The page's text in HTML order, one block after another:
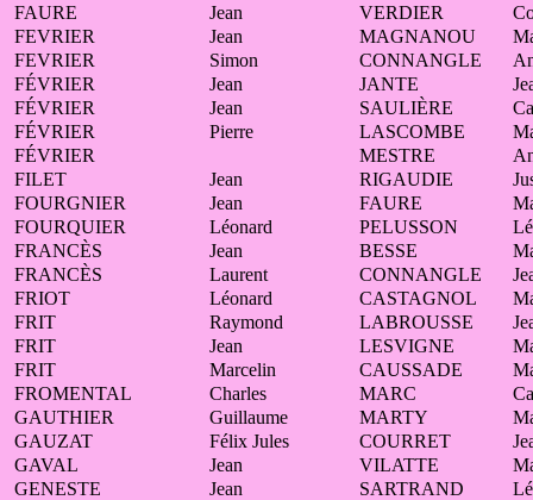
FAURE
Jean VERDIER
FEVRIER
Jean MAGNANOU
FEVRIER
Simon CONNANGLE
FÉVRIER
Jean JANTE
FÉVRIER
Jean SAULIÈRE
FÉVRIER
Pierre LASCOMBE
FÉVRIER
MESTRE
FILET
Jean RIGAUDIE
FOURGNIER
Jean FAURE
FOURQUIER
Léonard PELUSSON
FRANCÈS
Jean BESSE
FRANCÈS
Laurent CONNANGLE
FRIOT
Léonard CASTAGNOL
FRIT
Raymond LABROUSSE
FRIT
Jean LESVIGNE
FRIT
Marcelin CAUSSADE
FROMENTAL
Charles MARC
GAUTHIER
Guillaume MARTY
GAUZAT
Félix Jules COURRET
GAVAL
Jean VILATTE
GENESTE
Jean SARTRAND